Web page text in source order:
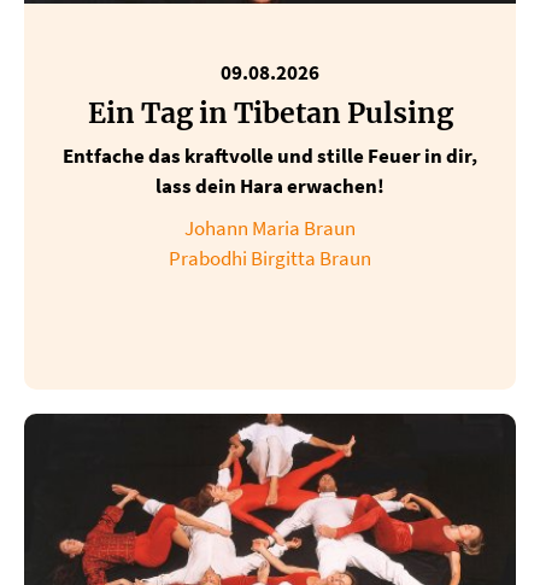
09.08.2026
Ein Tag in Tibetan Pulsing
Entfache das kraftvolle und stille Feuer in dir,
lass dein Hara erwachen!
Johann Maria Braun
Prabodhi Birgitta Braun